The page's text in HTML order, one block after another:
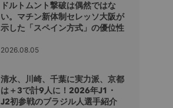
ドルトムント撃破は偶然ではな
い。マチン新体制セレッソ大阪が
示した「スペイン方式」の優位性
2026.08.05
清水、川崎、千葉に実力派、京都
は＋3で計9人に！2026年J1・
J2初参戦のブラジル人選手紹介